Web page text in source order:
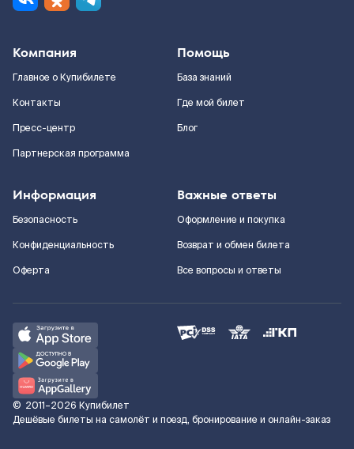
Компания
Главное о Купибилете
Контакты
Пресс-центр
Партнерская программа
Помощь
База знаний
Где мой билет
Блог
Информация
Безопасность
Конфиденциальность
Оферта
Важные ответы
Оформление и покупка
Возврат и обмен билета
Все вопросы и ответы
© 2011–2026 Купибилет
Дешёвые билеты на самолёт и поезд, бронирование и онлайн-заказ